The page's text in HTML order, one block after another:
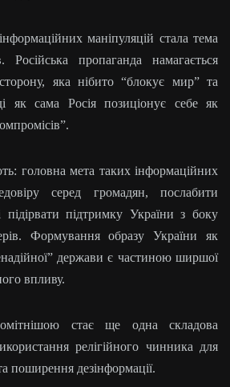
маніпуляцій стала тема
Російська пропаганда намагається
яка нібито “блокує мир” та
як сама Росія позиціонує себе як
головна мета таких інформаційних
серед громадян, послабити
підірвати підтримку України з боку
Формування образу України як
держави є частиною ширшої
впливу.
стає ще одна складова
релігійного чинника для
поширення дезінформації.